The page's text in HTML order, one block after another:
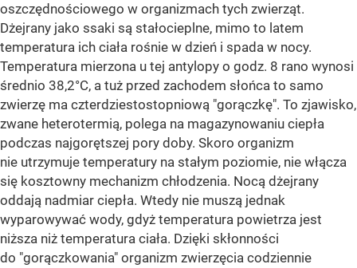
oszczędnościowego w organizmach tych zwierząt.
Dżejrany jako ssaki są stałocieplne, mimo to latem
temperatura ich ciała rośnie w dzień i spada w nocy.
Temperatura mierzona u tej antylopy o godz. 8 rano wynosi
średnio 38,2°C, a tuż przed zachodem słońca to samo
zwierzę ma czterdziestostopniową "gorączkę". To zjawisko,
zwane heterotermią, polega na magazynowaniu ciepła
podczas najgorętszej pory doby. Skoro organizm
nie utrzymuje temperatury na stałym poziomie, nie włącza
się kosztowny mechanizm chłodzenia. Nocą dżejrany
oddają nadmiar ciepła. Wtedy nie muszą jednak
wyparowywać wody, gdyż temperatura powietrza jest
niższa niż temperatura ciała. Dzięki skłonności
do "gorączkowania" organizm zwierzęcia codziennie